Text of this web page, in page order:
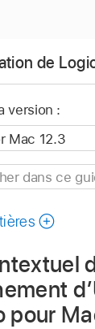
de
version :
pour